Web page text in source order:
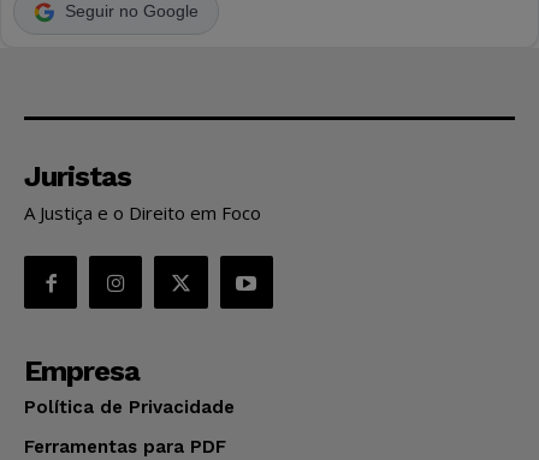
Seguir no Google
Juristas
A Justiça e o Direito em Foco
Empresa
Política de Privacidade
Ferramentas para PDF